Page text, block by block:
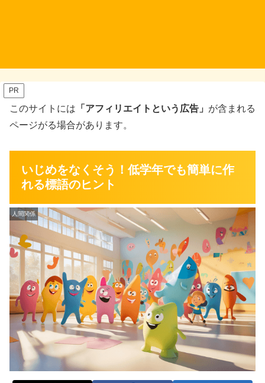
PR
このサイトには 「アフィリエイトという広告」 が含まれる
ページがる場合があります。
いじめをなくそう！低学年でも簡単に作
れる標語のヒント
人間関係